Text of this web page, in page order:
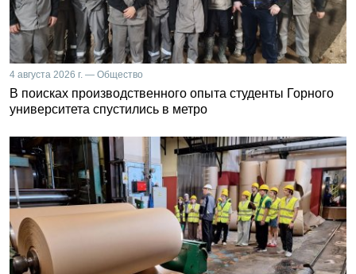
4 августа 2026 г. — Общество
В поисках производственного опыта студенты Горного
университета спустились в метро